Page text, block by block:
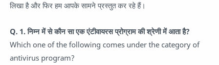
लिखा है और फिर हम आपके सामने प्रस्तुत कर रहे हैं।
Q. 1. निम्न में से कौन सा एक एंटीवायरस प्रोग्राम की श्रेणी में आता है?
Which one of the following comes under the category of
antivirus program?